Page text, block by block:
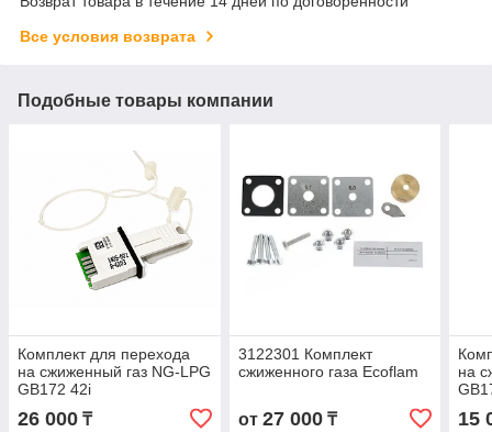
Все условия возврата
Подобные товары компании
Комплект для перехода
на сжиженный газ NG-LPG
GB172 42i
26 000 ₸
3122301 Комплект
сжиженного газа Ecoflam
от 27 000₸
на
15